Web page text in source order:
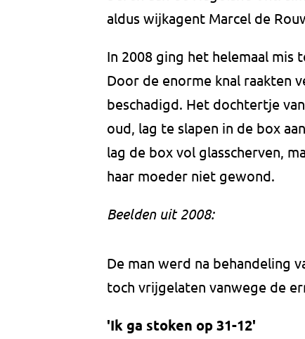
aldus wijkagent Marcel de
In 2008 ging het helemaal mis
Door de enorme knal raakten
beschadigd. Het dochtertje
oud, lag te slapen in de box
lag de box vol glasscherven,
haar moeder niet gewond.
Beelden uit 2008:
De man werd na behandeling
toch vrijgelaten vanwege de
'Ik ga stoken op 31-12'